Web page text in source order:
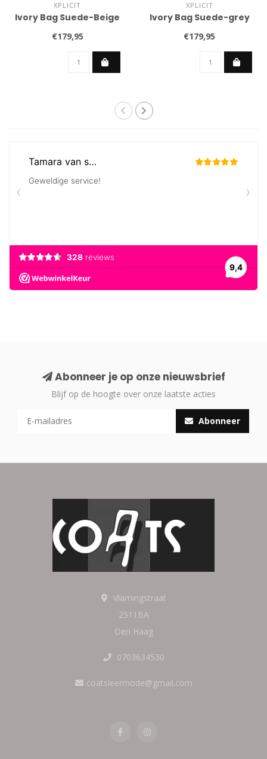
XPLICIT
Ivory Bag Suede-Beige
€179,95
XPLICIT
Ivory Bag Suede-grey
€179,95
Abonneer je op onze nieuwsbrief
Blijf op de hoogte over onze laatste acties
Abonneer
Vlamingstraat
2511BA
Den Haag
0703634530
coatsleermode@gmail.com